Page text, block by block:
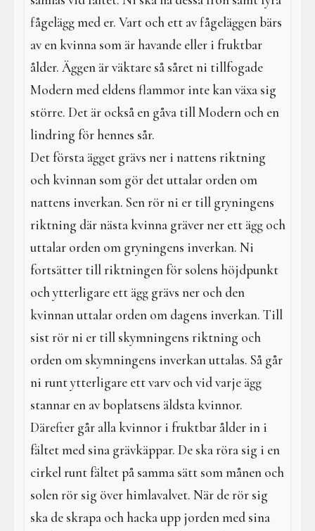
fågelägg med er. Vart och ett av fågeläggen bärs
av en kvinna som är havande eller i fruktbar
ålder. Äggen är väktare så såret ni tillfogade
Modern med eldens flammor inte kan växa sig
större. Det är också en gåva till Modern och en
lindring för hennes sår.
Det första ägget grävs ner i nattens riktning
och kvinnan som gör det uttalar orden om
nattens inverkan. Sen rör ni er till gryningens
riktning där nästa kvinna gräver ner ett ägg och
uttalar orden om gryningens inverkan. Ni
fortsätter till riktningen för solens höjdpunkt
och ytterligare ett ägg grävs ner och den
kvinnan uttalar orden om dagens inverkan. Till
sist rör ni er till skymningens riktning och
orden om skymningens inverkan uttalas. Så går
ni runt ytterligare ett varv och vid varje ägg
stannar en av boplatsens äldsta kvinnor.
Därefter går alla kvinnor i fruktbar ålder in i
fältet med sina grävkäppar. De ska röra sig i en
cirkel runt fältet på samma sätt som månen och
solen rör sig över himlavalvet. När de rör sig
ska de skrapa och hacka upp jorden med sina